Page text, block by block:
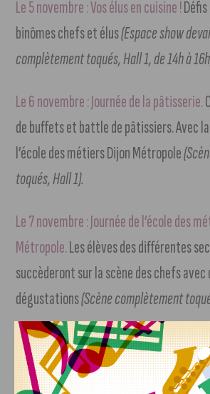
Le 5 novembre : Vos élus en cuisine !
binômes chefs et élus(Espace show
complètement toqués, Hall 1, de 14h à
Le 6 novembre : Journée de la pâtisserie.
de buffets et battle de pâtissiers. Avec
l’école des métiers Dijon Métropole
toqués, Hall 1).
Le 7 novembre : Journée de l’école des
Métropole.Les élèves des différentes
succèderont sur la scène des chefs avec
dégustations(Scène complètement
Le 8 novembre : Concours professionnel
marché des confréries.Proposé par